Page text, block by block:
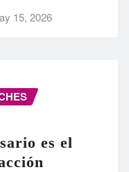
15, 2026
es el